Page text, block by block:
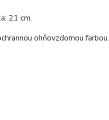
21 cm.
ohňovzdornou farbou.